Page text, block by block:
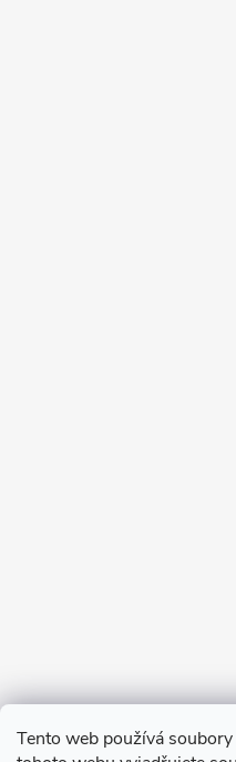
Tento web používá